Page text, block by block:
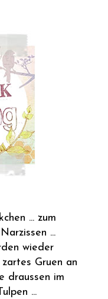
... zum
...
wieder
zartes Gruen an
draussen im
...